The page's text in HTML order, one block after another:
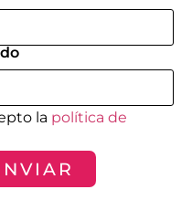
la política de